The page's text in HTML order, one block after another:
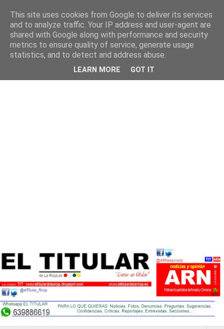
This site uses cookies from Google to deliver its services
and to analyze traffic. Your IP address and user-agent are
shared with Google along with performance and security
metrics to ensure quality of service, generate usage
statistics, and to detect and address abuse.
LEARN MORE GOT IT